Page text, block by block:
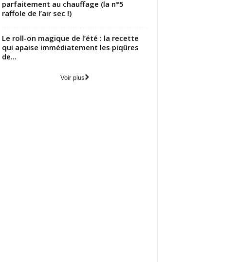
parfaitement au chauffage (la n°5
raffole de l’air sec !)
Le roll-on magique de l’été : la recette
qui apaise immédiatement les piqûres
de...
Voir plus